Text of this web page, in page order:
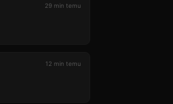
29 min temu
12 min temu